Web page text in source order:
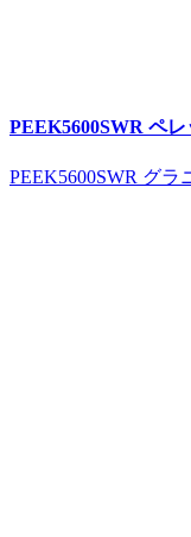
PEEK5600SWR ペレ
PEEK5600SWR グラ